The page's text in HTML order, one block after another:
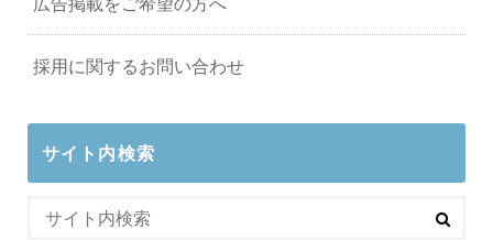
採用に関するお問い合わせ
サイト内検索